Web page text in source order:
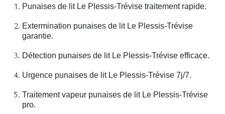
Punaises de lit Le Plessis-Trévise traitement rapide.
Extermination punaises de lit Le Plessis-Trévise
garantie.
Détection punaises de lit Le Plessis-Trévise efficace.
Urgence punaises de lit Le Plessis-Trévise 7j/7.
Traitement vapeur punaises de lit Le Plessis-Trévise
pro.